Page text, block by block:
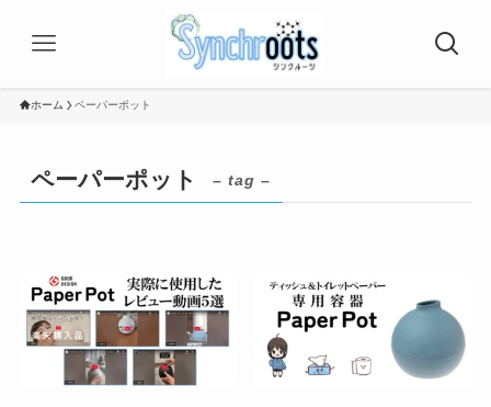
ホーム ペーパーポット
ペーパーポット – tag –